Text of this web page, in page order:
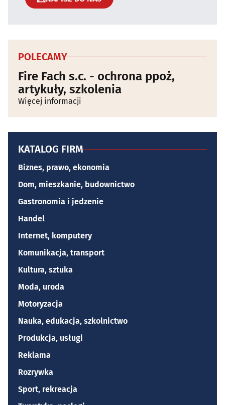
POLECAMY
Fire Fach s.c. - ochrona ppoż,
artykuły, szkolenia
Więcej informacji
KATALOG FIRM
Biznes, prawo, ekonomia
Dom, mieszkanie, budownictwo
Gastronomia i jedzenie
Handel
Internet, komputery
Komunikacja, transport
Kultura, sztuka
Moda, uroda
Motoryzacja
Nauka, edukacja, szkolnictwo
Produkcja, usługi
Reklama
Rozrywka
Sport, rekreacja